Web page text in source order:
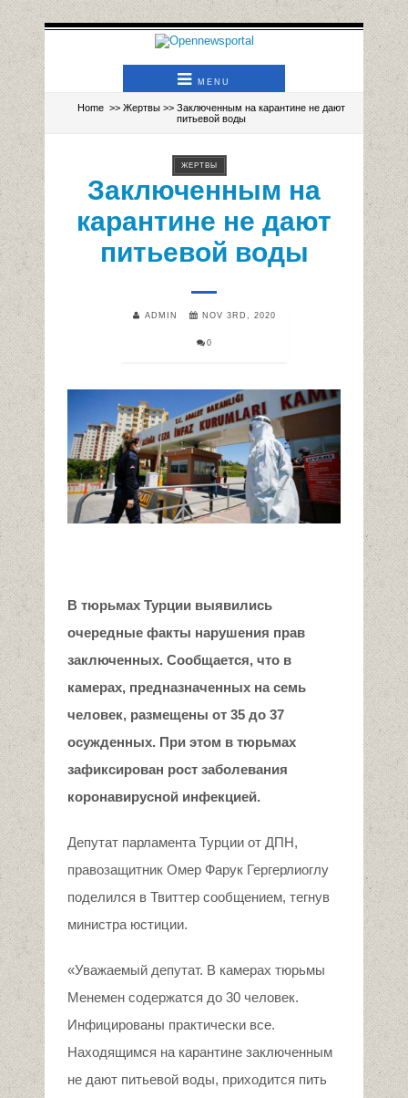
MENU
Home >> Жертвы>> Заключенным на карантине не дают
питьевой воды
ЖЕРТВЫ
Заключенным на
карантине не дают
питьевой воды
ADMIN NOV 3RD, 2020
0
В тюрьмах Турции выявились
очередные факты нарушения прав
заключенных. Сообщается, что в
камерах, предназначенных на семь
человек, размещены от 35 до 37
осужденных. При этом в тюрьмах
зафиксирован рост заболевания
коронавирусной инфекцией.
Депутат парламента Турции от ДПН,
правозащитник Омер Фарук Гергерлиоглу
поделился в Твиттер сообщением, тегнув
министра юстиции.
«Уважаемый депутат. В камерах тюрьмы
Менемен содержатся до 30 человек.
Инфицированы практически все.
Находящимся на карантине заключенным
не дают питьевой воды, приходится пить